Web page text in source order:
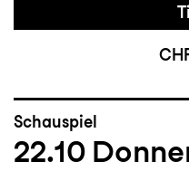
Schauspiel
22.10